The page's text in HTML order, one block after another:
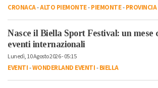
CRONACA-ALTO PIEMONTE-PIEMONTE-
Nasce il Biella Sport Festival: un
eventi internazionali
Lunedì, 10 Agosto 2026 - 05:15
EVENTI-WONDERLAND EVENTI-BIELLA